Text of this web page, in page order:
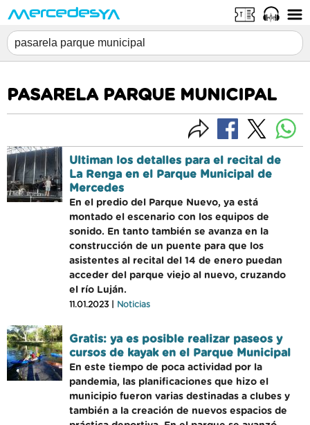
PASARELA PARQUE MUNICIPAL
Ultiman los detalles para el recital de
La Renga en el Parque Municipal de
Mercedes
En el predio del Parque Nuevo, ya está
montado el escenario con los equipos de
sonido. En tanto también se avanza en la
construcción de un puente para que los
asistentes al recital del 14 de enero puedan
acceder del parque viejo al nuevo, cruzando
el río Luján.
11.01.2023 | Noticias
Gratis: ya es posible realizar paseos y
cursos de kayak en el Parque Municipal
En este tiempo de poca actividad por la
pandemia, las planificaciones que hizo el
municipio fueron varias destinadas a clubes y
también a la creación de nuevos espacios de